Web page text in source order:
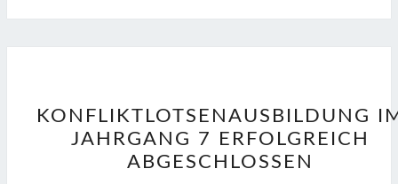
IM
JAHRGANG
7
KONFLIKTLOTSENAUSBILDUNG
JAHRGANG 7 ERFOLGREICH
ABGESCHLOSSEN